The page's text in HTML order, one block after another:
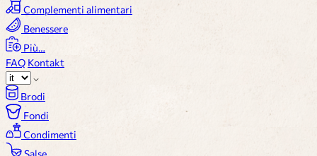
Complementi alimentari
Benessere
Più…
FAQ Kontakt
Brodi
Fondi
Condimenti
Salse